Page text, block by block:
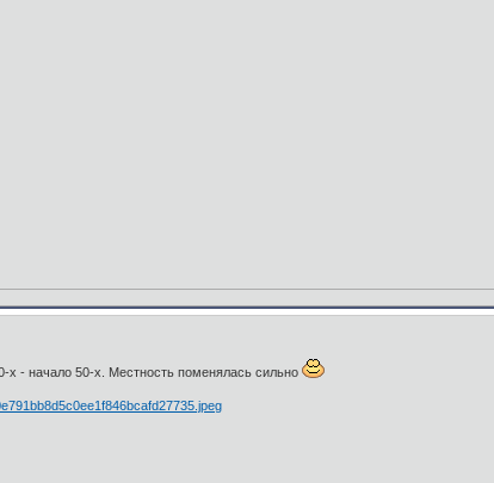
х - начало 50-х. Местность поменялась сильно